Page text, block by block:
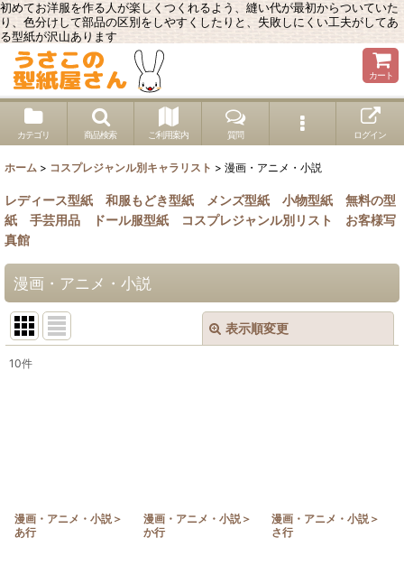
初めてお洋服を作る人が楽しくつくれるよう、縫い代が最初からついていた
り、色分けして部品の区別をしやすくしたりと、失敗しにくい工夫がしてあ
る型紙が沢山あります
カート
カテゴリ 商品検索 ご利用案内 質問 ログイン
ホーム > コスプレジャンル別キャラリスト > 漫画・アニメ・小説
レディース型紙 和服もどき型紙 メンズ型紙 小物型紙
無料の型
紙
手芸用品 ドール服型紙 コスプレジャンル別リスト
お客様写
真館
漫画・アニメ・小説
表示順変更
10件
漫画・アニメ・小説＞
あ行
漫画・アニメ・小説＞
か行
漫画・アニメ・小説＞
さ行